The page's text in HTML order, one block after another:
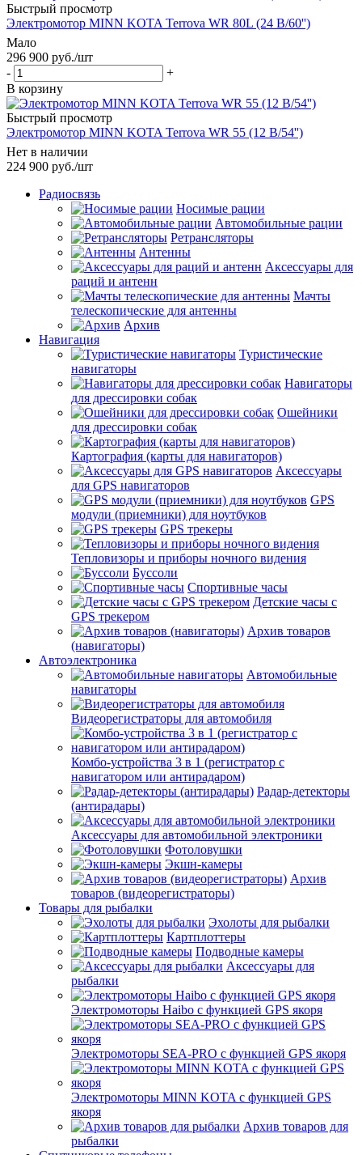
Быстрый просмотр
Электромотор MINN KOTA Terrova WR 80L (24 В/60'')
Мало
296 900 руб./шт
-
+
В корзину
Быстрый просмотр
Электромотор MINN KOTA Terrova WR 55 (12 В/54'')
Нет в наличии
224 900 руб./шт
Радиосвязь
Носимые рации
Автомобильные рации
Ретрансляторы
Антенны
Аксессуары для
раций и антенн
Мачты
телескопические для антенны
Архив
Навигация
Туристические
навигаторы
Навигаторы
для дрессировки собак
Ошейники
для дрессировки собак
Картография (карты для навигаторов)
Аксессуары
для GPS навигаторов
GPS
модули (приемники) для ноутбуков
GPS трекеры
Тепловизоры и приборы ночного видения
Буссоли
Спортивные часы
Детские часы с
GPS трекером
Архив товаров
(навигаторы)
Автоэлектроника
Автомобильные
навигаторы
Видеорегистраторы для автомобиля
Комбо-устройства 3 в 1 (регистратор с
навигатором или антирадаром)
Радар-детекторы
(антирадары)
Аксессуары для автомобильной электроники
Фотоловушки
Экшн-камеры
Архив
товаров (видеорегистраторы)
Товары для рыбалки
Эхолоты для рыбалки
Картплоттеры
Подводные камеры
Аксессуары для
рыбалки
Электромоторы Haibo с функцией GPS якоря
Электромоторы SEA-PRO с функцией GPS якоря
Электромоторы MINN KOTA с функцией GPS
якоря
Архив товаров для
рыбалки